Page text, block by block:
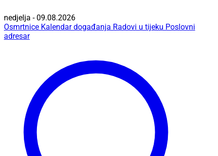
nedjelja - 09.08.2026
Osmrtnice Kalendar događanja Radovi u tijeku Poslovni
adresar